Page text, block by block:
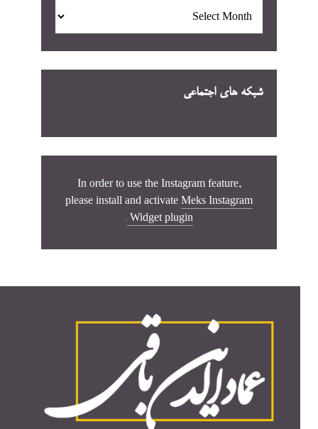
شبکه های اجتماعی
In order to use the Instagram feature,
please install and activate Meks Instagram
Widget plugin
.